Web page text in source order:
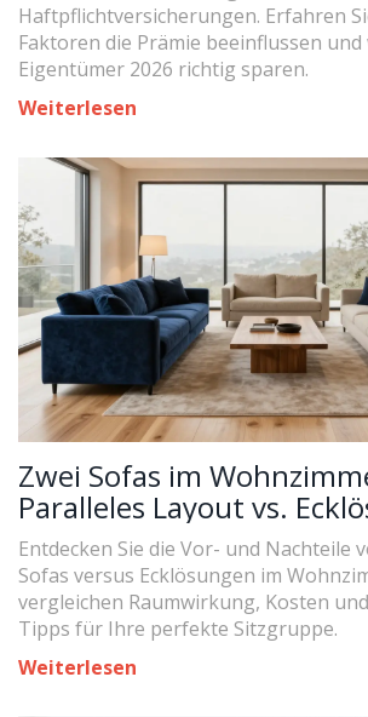
Haftpflichtversicherungen. Erfahren
Faktoren die Prämie beeinflussen und
Eigentümer 2026 richtig sparen.
Weiterlesen
Zwei Sofas im
Paralleles Layout vs.
ultimative Ratgeber
Entdecken Sie die Vor- und Nachteile
Sofas versus Ecklösungen im
vergleichen Raumwirkung, Kosten
Tipps für Ihre perfekte Sitzgruppe.
Weiterlesen